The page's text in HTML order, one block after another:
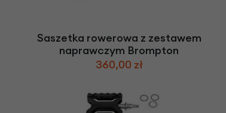
Saszetka rowerowa z zestawem
naprawczym Brompton
360,00 zł